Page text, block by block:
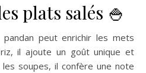
plats salés 🍚
peut enrichir les mets
il ajoute un goût unique et
soupes, il confère une note